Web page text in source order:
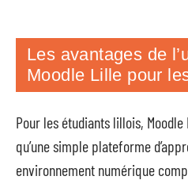
Les avantages de
Moodle Lille pour
Pour les étudiants lillois,
qu’une simple plateforme
environnement numérique